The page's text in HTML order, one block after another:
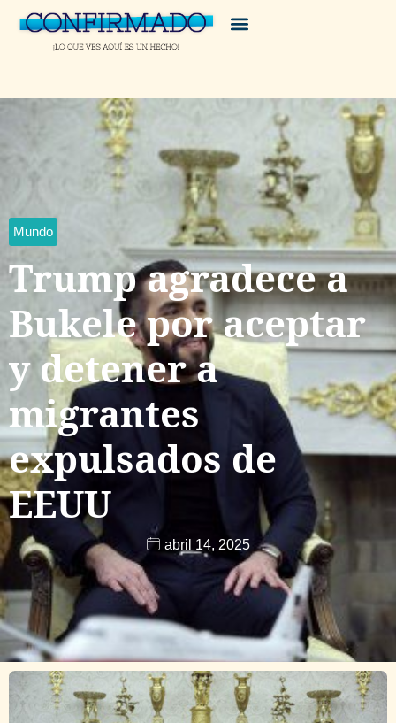
Mundo
Trump agradece a
Bukele por aceptar
y detener a
migrantes
expulsados de
EEUU
abril 14, 2025